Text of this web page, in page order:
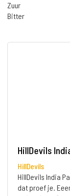
Zuur
Bitter
HillDevils
HillDevils
HillDevils India
dat proef je.